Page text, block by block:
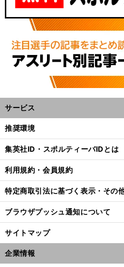
サービス
推奨環境
集英社ID・スポルティーバIDとは
利用規約・会員規約
特定商取引法に基づく表示・その
ブラウザプッシュ通知について
サイトマップ
企業情報